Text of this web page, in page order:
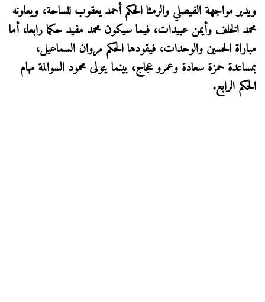
ويدير مواجهة الفيصلي والرمثا الحكم أحمد يعقوب للساحة، ويعاونه
محمد الخلف وأيمن عبيدات، فيما سيكون محمد مفيد حكما رابعا، أما
مباراة الحسين والوحدات، فيقودها الحكم مروان السماعيل،
بمساعدة حمزة سعادة وعمرو عجاج، بينما يتولى محمود السوالمة مهام
الحكم الرابع.